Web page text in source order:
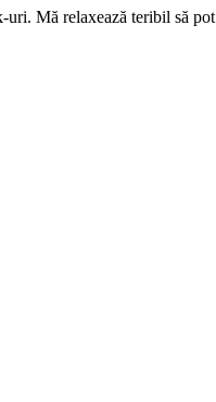
Mă relaxează teribil să